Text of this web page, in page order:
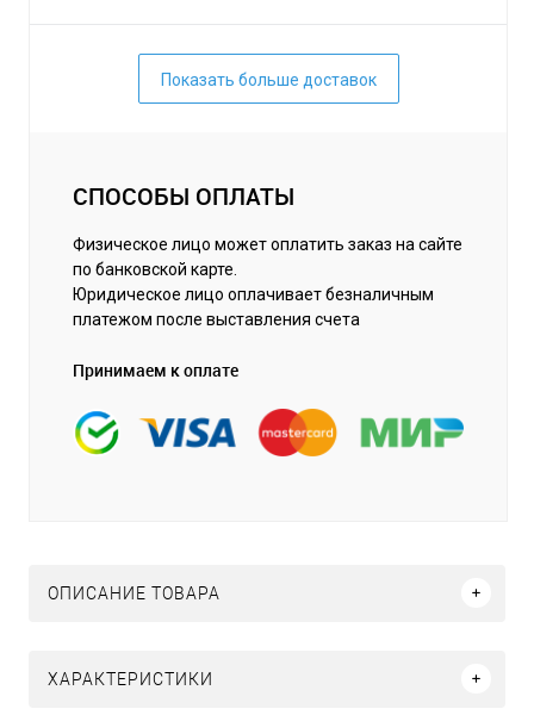
Показать больше доставок
СПОСОБЫ ОПЛАТЫ
Физическое лицо может оплатить заказ на сайте
по банковской карте.
Юридическое лицо оплачивает безналичным
платежом после выставления счета
Принимаем к оплате
ОПИСАНИЕ ТОВАРА
ХАРАКТЕРИСТИКИ